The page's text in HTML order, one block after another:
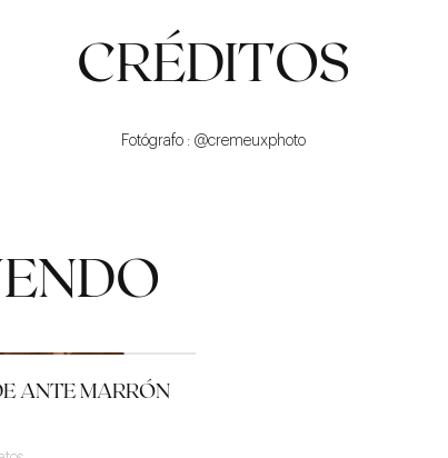
CRÉDITOS
Fotógrafo : @cremeuxphoto
ANTE MARRÓN